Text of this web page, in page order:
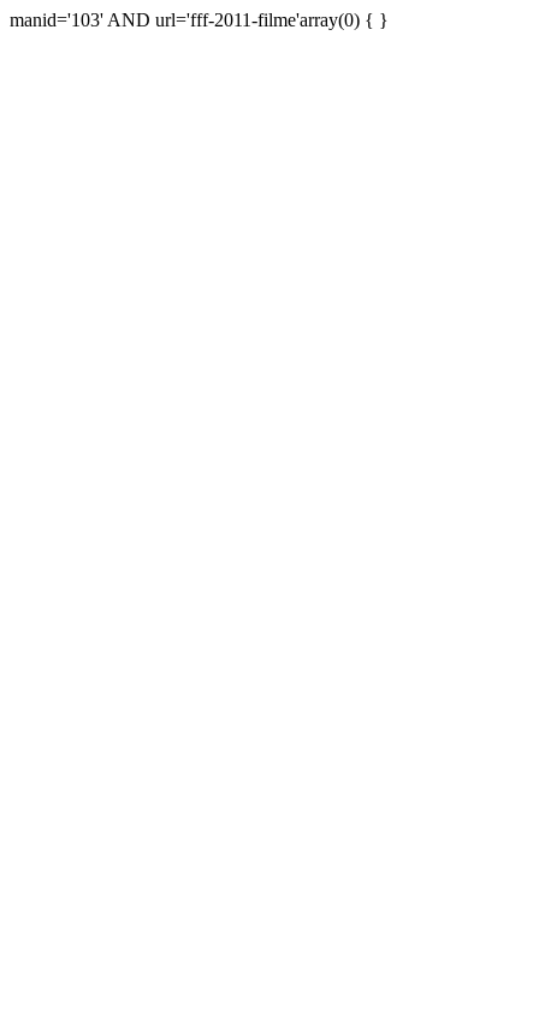
manid='103' AND url='fff-2011-filme'array(0) { }